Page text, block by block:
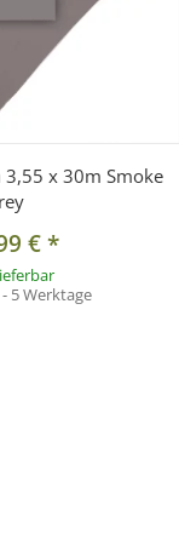
x 30m Smoke
€*
- 5 Werktage